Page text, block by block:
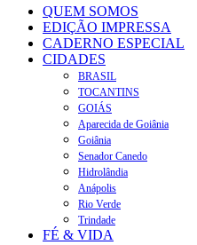
QUEM SOMOS
EDIÇÃO IMPRESSA
CADERNO ESPECIAL
CIDADES
BRASIL
TOCANTINS
GOIÁS
Aparecida de Goiânia
Goiânia
Senador Canedo
Hidrolândia
Anápolis
Rio Verde
Trindade
FÉ & VIDA